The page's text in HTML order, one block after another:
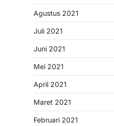
Agustus 2021
Juli 2021
Juni 2021
Mei 2021
April 2021
Maret 2021
Februari 2021